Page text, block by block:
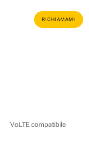
RICHIAMAMI
VoLTE compatibile